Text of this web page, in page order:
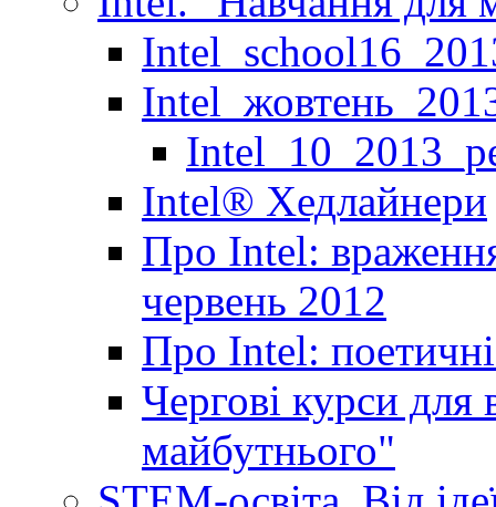
Іntel® Хедлайнери
Про Intel:
червень 2012
Про Intel:
Чергові курси
майбутнього"